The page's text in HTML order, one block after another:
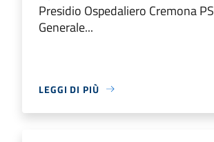
Presidio Ospedaliero Cremona PS
Generale...
LEGGI DI PIÙ